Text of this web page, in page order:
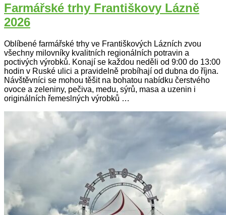
Farmářské trhy Františkovy Lázně
2026
Oblíbené farmářské trhy ve Františkových Lázních zvou
všechny milovníky kvalitních regionálních potravin a
poctivých výrobků. Konají se každou neděli od 9:00 do 13:00
hodin v Ruské ulici a pravidelně probíhají od dubna do října.
Návštěvníci se mohou těšit na bohatou nabídku čerstvého
ovoce a zeleniny, pečiva, medu, sýrů, masa a uzenin i
originálních řemeslných výrobků …